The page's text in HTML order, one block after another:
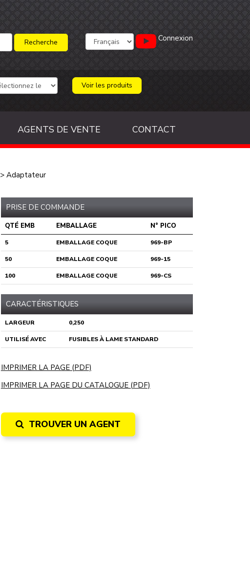
Connexion
Voir les produits
AGENTS DE VENTE CONTACT
> Adaptateur
PRISE DE COMMANDE
QTÉ EMB EMBALLAGE N° PICO
5 EMBALLAGE COQUE 969-BP
50 EMBALLAGE COQUE 969-15
100 EMBALLAGE COQUE 969-CS
CARACTÉRISTIQUES
LARGEUR 0,250
UTILISÉ AVEC FUSIBLES À LAME STANDARD
IMPRIMER LA PAGE (PDF)
IMPRIMER LA PAGE DU CATALOGUE (PDF)
TROUVER UN AGENT